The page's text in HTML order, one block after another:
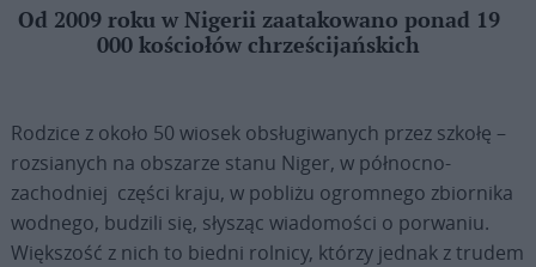
Od 2009 roku w Nigerii zaatakowano ponad 19
000 kościołów chrześcijańskich
Rodzice z około 50 wiosek obsługiwanych przez szkołę –
rozsianych na obszarze stanu Niger, w północno-
zachodniej części kraju, w pobliżu ogromnego zbiornika
wodnego, budzili się, słysząc wiadomości o porwaniu.
Większość z nich to biedni rolnicy, którzy jednak z trudem